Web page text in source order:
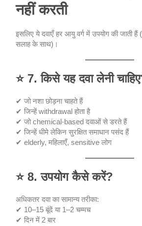
नहीं करती
इसलिए ये दवाएँ हर आयु वर्ग में उपयोग की जाती हैं
सलाह के साथ)।
⭐ 7. किसे यह दवा लेनी
✔ जो नशा छोड़ना चाहते हैं
✔ जिन्हें withdrawal होता है
✔ जो chemical-based दवाओं से डरते हैं
✔ जिन्हें धीमे लेकिन सुरक्षित समाधान पसंद हैं
✔ elderly, महिलाएँ, sensitive लोग
⭐8. उपयोग कैसे करें?
अधिकतर दवा का सामान्य तरीका:
✔ 10–15 बूंदें या 1–2 चम्मच
✔ दिन में 2 बार